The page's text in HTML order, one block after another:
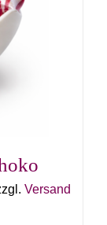
Versand